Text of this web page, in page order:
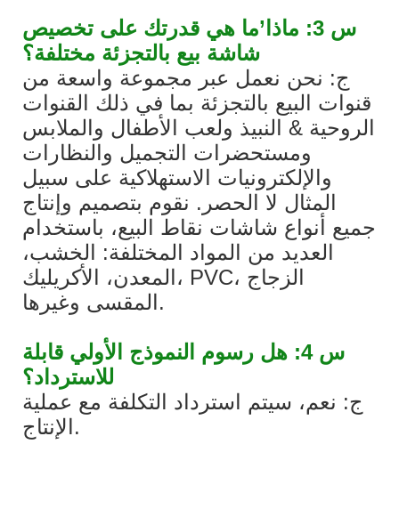
س 3: ماذا’ما هي قدرتك على تخصيص
شاشة بيع بالتجزئة مختلفة؟
ج: نحن نعمل عبر مجموعة واسعة من
قنوات البيع بالتجزئة بما في ذلك القنوات
الروحية & النبيذ ولعب الأطفال والملابس
ومستحضرات التجميل والنظارات
والإلكترونيات الاستهلاكية على سبيل
المثال لا الحصر. نقوم بتصميم وإنتاج
جميع أنواع شاشات نقاط البيع، باستخدام
العديد من المواد المختلفة: الخشب،
المعدن، الأكريليك، PVC، الزجاج
المقسى وغيرها.
س 4: هل رسوم النموذج الأولي قابلة
للاسترداد؟
ج: نعم، سيتم استرداد التكلفة مع عملية
الإنتاج.